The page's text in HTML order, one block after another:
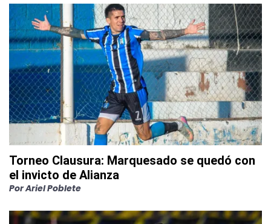
Torneo Clausura: Marquesado se quedó con
el invicto de Alianza
PorAriel Poblete